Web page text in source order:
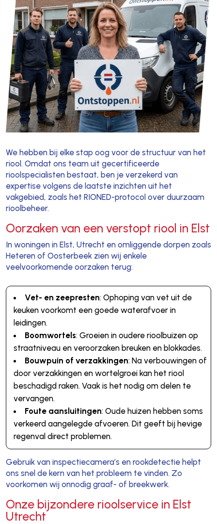
We hebben bij elke stap oog voor de structuur van het
riool. Omdat ons team uit gecertificeerde
rioolspecialisten bestaat, ben je verzekerd van
expertise volgens de laatste inzichten uit het
vakgebied, zoals het RIONED-protocol over duurzaam
rioolbeheer.
Oorzaken van een verstopt riool in Elst
In woningen in Elst, Utrecht en omliggende dorpen zoals
Heteren of Oosterbeek zien wij enkele
veelvoorkomende oorzaken terug:
Vet- en zeepresten: Ophoping van vet uit de
keuken voorkomt een goede waterafvoer in
leidingen.
Boomwortels: Groeien in oudere rioolbuizen op
straatniveau en veroorzaken breuken en blokkades.
Bouwpuin of verzakkingen: Na verbouwingen of
door verzakkingen en wortelgroei kan het riool
beschadigd raken. Vaak is het nodig om delen te
vervangen.
Foute aansluitingen: Oude huizen hebben soms
verkeerd aangelegde afvoeren. Dit geeft bij hevige
regenval direct problemen.
Gebruik van inspectiecamera’s en rookdetectie helpt
ons snel de kern van het probleem te vinden. Zo
voorkomen wij onnodig graaf- of breekwerk.
Onze bijzondere rioolservice in Elst
Utrecht